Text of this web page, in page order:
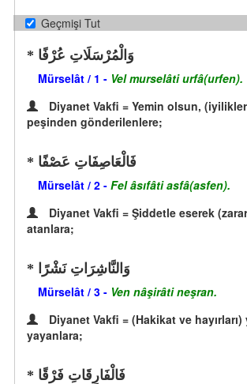
Geçmişi Tut
وَالْمُرْسَلَاتِ عُرْفًا
Mürselât / 1 - Vel murselâti urfâ(urfen).
Diyanet Vakfi = Yemin olsun,
peşinden gönderilenlere;
فَالْعَاصِفَاتِ عَصْفًا
Mürselât / 2 - Fel âsıfâti asfâ(asfen).
Diyanet Vakfi = Şiddetle eserek
atanlara;
وَالنَّاشِرَاتِ نَشْرًا
Mürselât / 3 - Ven nâşirâti neşran.
Diyanet Vakfi = (Hakikat ve hayırları)
yayanlara;
فَالْفَارِقَاتِ فَرْقًا